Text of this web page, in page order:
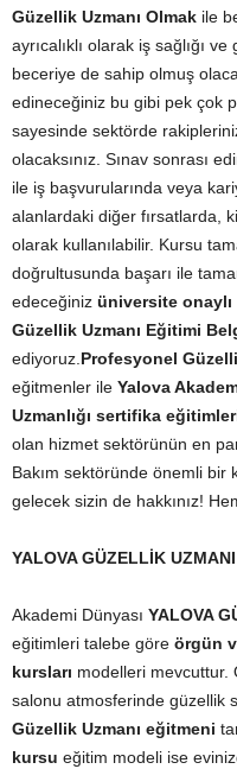
Güzellik Uzmanı Olmak ile
ayrıcalıklı olarak iş sağlığı
beceriye de sahip olmuş
edineceğiniz bu gibi pek çok
sayesinde sektörde
olacaksınız. Sınav sonrası
ile iş başvurularında veya
alanlardaki diğer fırsatlarda,
olarak kullanılabilir. Kursu
doğrultusunda başarı ile
edeceğiniz üniversite onaylı
Güzellik Uzmanı Eğitimi
ediyoruz.Profesyonel
eğitmenler ile Yalova
Uzmanlığı sertifika
olan hizmet sektörünün en
Bakım sektöründe önemli bir
gelecek sizin de hakkınız!
YALOVA GÜZELLİK
Akademi Dünyası YALOVA
eğitimleri talebe göre örgün
kursları modelleri mevcuttur.
salonu atmosferinde güzellik
Güzellik Uzmanı eğitmeni
kursu eğitim modeli ise